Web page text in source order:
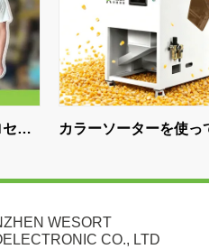
ーを使ってトウモロ
エチオ
のため
WESORT
CO., LTD